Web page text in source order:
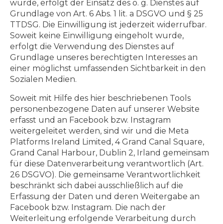
wurde, erfolgt der Einsatz des o. g. Dienstes auf
Grundlage von Art. 6 Abs. 1 lit. a DSGVO und § 25
TTDSG. Die Einwilligung ist jederzeit widerrufbar.
Soweit keine Einwilligung eingeholt wurde,
erfolgt die Verwendung des Dienstes auf
Grundlage unseres berechtigten Interesses an
einer möglichst umfassenden Sichtbarkeit in den
Sozialen Medien.
Soweit mit Hilfe des hier beschriebenen Tools
personenbezogene Daten auf unserer Website
erfasst und an Facebook bzw. Instagram
weitergeleitet werden, sind wir und die Meta
Platforms Ireland Limited, 4 Grand Canal Square,
Grand Canal Harbour, Dublin 2, Irland gemeinsam
für diese Datenverarbeitung verantwortlich (Art.
26 DSGVO). Die gemeinsame Verantwortlichkeit
beschränkt sich dabei ausschließlich auf die
Erfassung der Daten und deren Weitergabe an
Facebook bzw. Instagram. Die nach der
Weiterleitung erfolgende Verarbeitung durch